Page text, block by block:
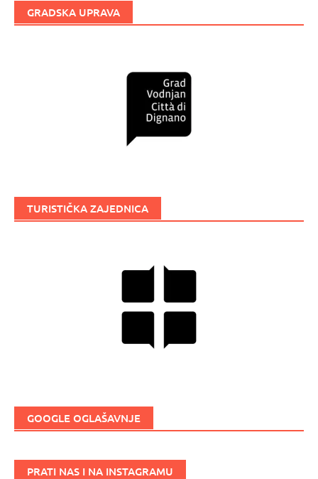
GRADSKA UPRAVA
TURISTIČKA ZAJEDNICA
GOOGLE OGLAŠAVNJE
PRATI NAS I NA INSTAGRAMU